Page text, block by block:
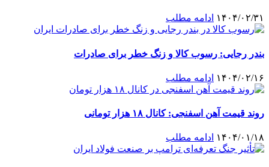
۱۴۰۴/۰۲/۳۱ ادامه مطلب
بندر رجایی: رسوب کالا و زنگ خطر برای صادرات
۱۴۰۴/۰۲/۱۶ ادامه مطلب
روند قیمت آهن اسفنجی: کانال ۱۸ هزار تومانی
۱۴۰۴/۰۱/۱۸ ادامه مطلب